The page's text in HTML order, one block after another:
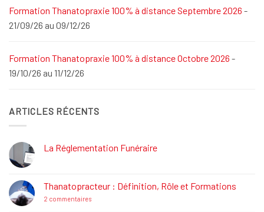
Formation Thanatopraxie 100% à distance Septembre 2026 -
21/09/26 au 09/12/26
Formation Thanatopraxie 100% à distance Octobre 2026 -
19/10/26 au 11/12/26
ARTICLES RÉCENTS
La Réglementation Funéraire
La
Réglementation
Funéraire
Thanatopracteur : Définition, Rôle et Formations
2 commentairessur